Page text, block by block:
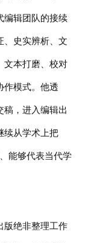
编辑团队的接续
、史实辨析、文
文本打磨、校对
作模式。他透
稿，进入编辑出
续从学术上把
能够代表当代学
版绝非整理工作